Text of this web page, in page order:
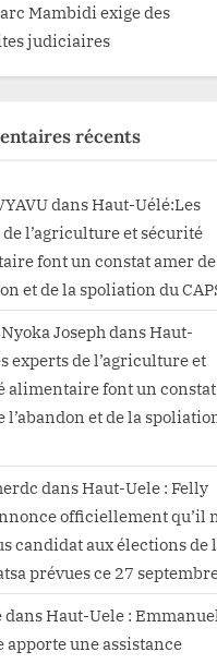
Mambidi exige des
judiciaires
récents
dansHaut-Uélé:Les
l’agriculture et sécurité
font un constat amer de
et de la spoliation du
JosephdansHaut-
experts de l’agriculture et
alimentaire font un constat
l’abandon et de la
dansHaut-Uele : Felly
officiellement qu’il
candidat aux élections de
prévues ce 27
dansHaut-Uele :
apporte une assistance